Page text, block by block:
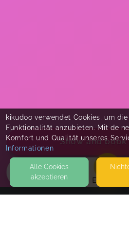
EVENTS
Show and book
kikudoo verwendet Cookies, um
Funktionalität anzubieten. Mit
Komfort und Qualität unseres
Informationen
Alle Cookies
akzeptieren